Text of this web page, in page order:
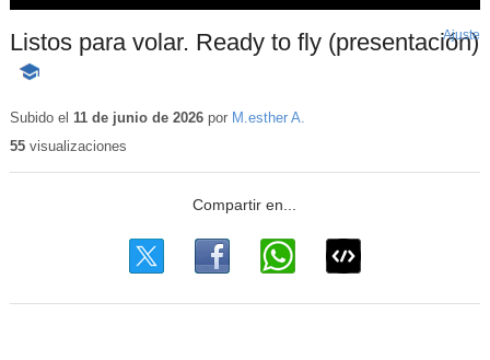
Listos para volar. Ready to fly (presentación)
-
educativo
Ajuste
Subido el 11 de junio de 2026por M.esther A.
55visualizaciones